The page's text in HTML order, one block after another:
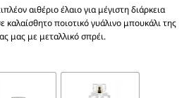
€3.00
through
€19.00
αιθέριο έλαιο για μέγιστη διάρκεια
καλαίσθητο ποιοτικό γυάλινο μπουκάλι της
μας με μεταλλικό σπρέι.